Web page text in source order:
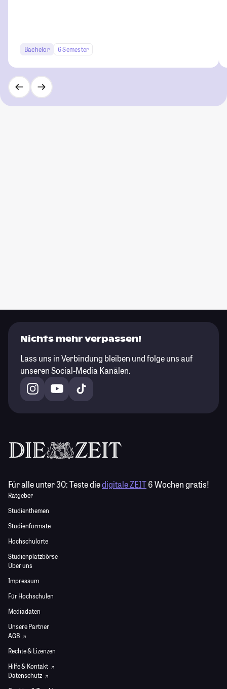
Bachelor 6 Semester
Nichts mehr verpassen!
Lass uns in Verbindung bleiben und folge uns auf
unseren Social-Media Kanälen.
Für alle unter 30:Teste diedigitale ZEIT6 Wochen gratis!
Ratgeber
Studienthemen
Studienformate
Hochschulorte
Studienplatzbörse
Über uns
Impressum
Für Hochschulen
Mediadaten
Unsere Partner
AGB
Rechte & Lizenzen
Hilfe & Kontakt
Datenschutz